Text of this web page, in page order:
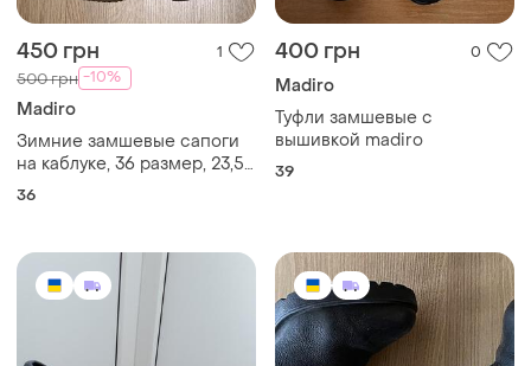
450 грн 1
500 грн -10%
Madiro
Зимние замшевые сапоги
на каблуке, 36 размер, 23,5
см стелька, бренд madiro
36
400 грн 0
Madiro
Туфли замшевые с
вышивкой madiro
39